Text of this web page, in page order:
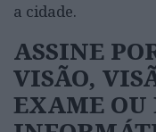
a cidade.
ASSINE
VISÃO,
EXAME OU